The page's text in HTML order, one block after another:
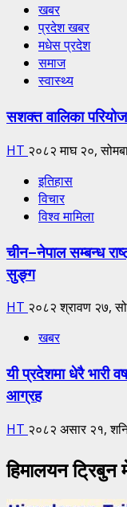
खबर
प्रदेश खबर
मधेस प्रदेश
समाज
स्वास्थ्य
सशक्त वालिका
HT २०८२ माघ २०,
इतिहास
विचार
विश्व मामिला
चीन–नेपाल सम्बन्ध
सुङ्ग
HT २०८२ श्रावण २७,
खबर
यी प्रदेशमा धेरै भारी
आग्रह
HT २०८२ असार २१,
हिमालयन ट्रिबुन